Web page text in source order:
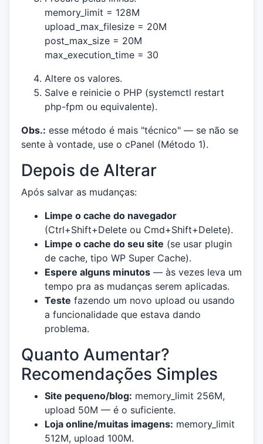
memory_limit = 128M
upload_max_filesize = 20M
post_max_size = 20M
max_execution_time = 30
Altere os valores.
Salve e reinicie o PHP (systemctl restart
php-fpm ou equivalente).
Obs.: esse método é mais "técnico" — se não se
sente à vontade, use o cPanel (Método 1).
Depois de Alterar
Após salvar as mudanças:
Limpe o cache do navegador
(Ctrl+Shift+Delete ou Cmd+Shift+Delete).
Limpe o cache do seu site (se usar plugin
de cache, tipo WP Super Cache).
Espere alguns minutos — às vezes leva um
tempo pra as mudanças serem aplicadas.
Teste fazendo um novo upload ou usando
a funcionalidade que estava dando
problema.
Quanto Aumentar?
Recomendações Simples
Site pequeno/blog: memory_limit 256M,
upload 50M — é o suficiente.
Loja online/muitas imagens: memory_limit
512M, upload 100M.